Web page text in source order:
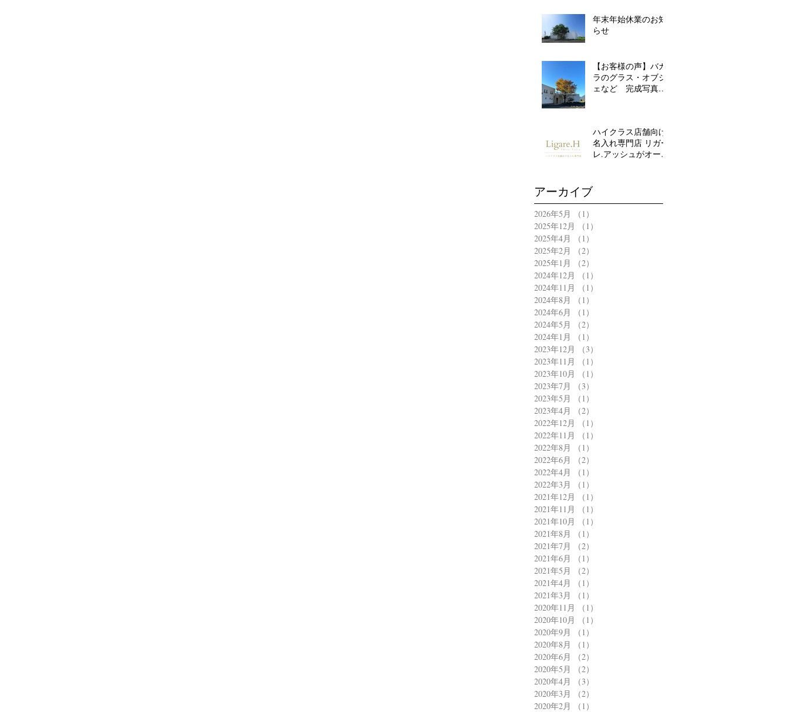
年末年始休業のお知
らせ
【お客様の声】バカ
ラのグラス・オブジ
ェなど 完成写真ご
ハイクラス店舗向け
名入れ専門店 リガー
レ.アッシュがオープ
アーカイブ
2026年5月 （1）
2025年12月
（1）
2025年4月
（1）
2025年2月
（2）
2025年1月
（2）
2024年12月
（1）
2024年11月
（1）
2024年8月
（1）
2024年6月
（1）
2024年5月
（2）
2024年1月
（1）
2023年12月
（3）
2023年11月
（1）
2023年10月
（1）
2023年7月
（3）
2023年5月
（1）
2023年4月
（2）
2022年12月
（1）
2022年11月
（1）
2022年8月
（1）
2022年6月
（2）
2022年4月
（1）
2022年3月
（1）
2021年12月
（1）
2021年11月
（1）
2021年10月
（1）
2021年8月
（1）
2021年7月
（2）
2021年6月
（1）
2021年5月
（2）
2021年4月
（1）
2021年3月
（1）
2020年11月
（1）
2020年10月
（1）
2020年9月
（1）
2020年8月
（1）
2020年6月
（2）
2020年5月
（2）
2020年4月
（3）
2020年3月
（2）
2020年2月
（1）